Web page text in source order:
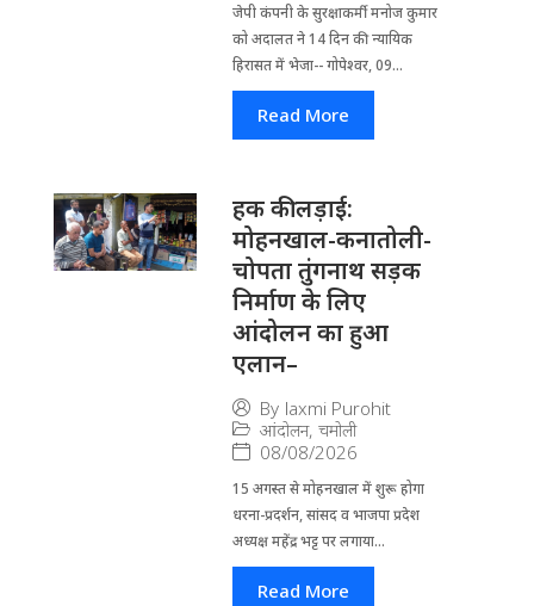
जेपी कंपनी के सुरक्षाकर्मी मनोज कुमार
को अदालत ने 14 दिन की न्यायिक
हिरासत में भेजा-- गोपेश्वर, 09...
Read More
हक की लड़ाई:
मोहनखाल-कनातोली-
चोपता तुंगनाथ सड़क
निर्माण के लिए
आंदोलन का हुआ
एलान–
By laxmi Purohit
आंदोलन, चमोली
08/08/2026
15 अगस्त से मोहनखाल में शुरू होगा
धरना-प्रदर्शन, सांसद व भाजपा प्रदेश
अध्यक्ष महेंद्र भट्ट पर लगाया...
Read More